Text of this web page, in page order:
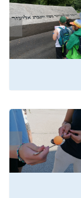
Previous
Previous